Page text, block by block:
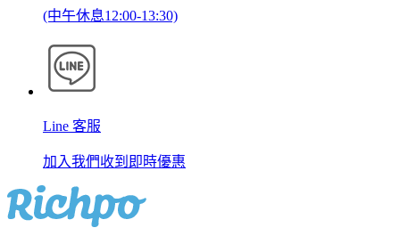
(中午休息12:00-13:30)
Line 客服
加入我們收到即時優惠